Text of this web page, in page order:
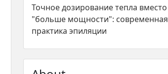
Точное дозирование тепла вместо
"больше мощности": современная
практика эпиляции